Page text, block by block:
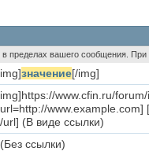
в пределах вашего сообщения.
значение[/img]
www.cfin.ru/
url] (В виде ссылки)
(Без ссылки)